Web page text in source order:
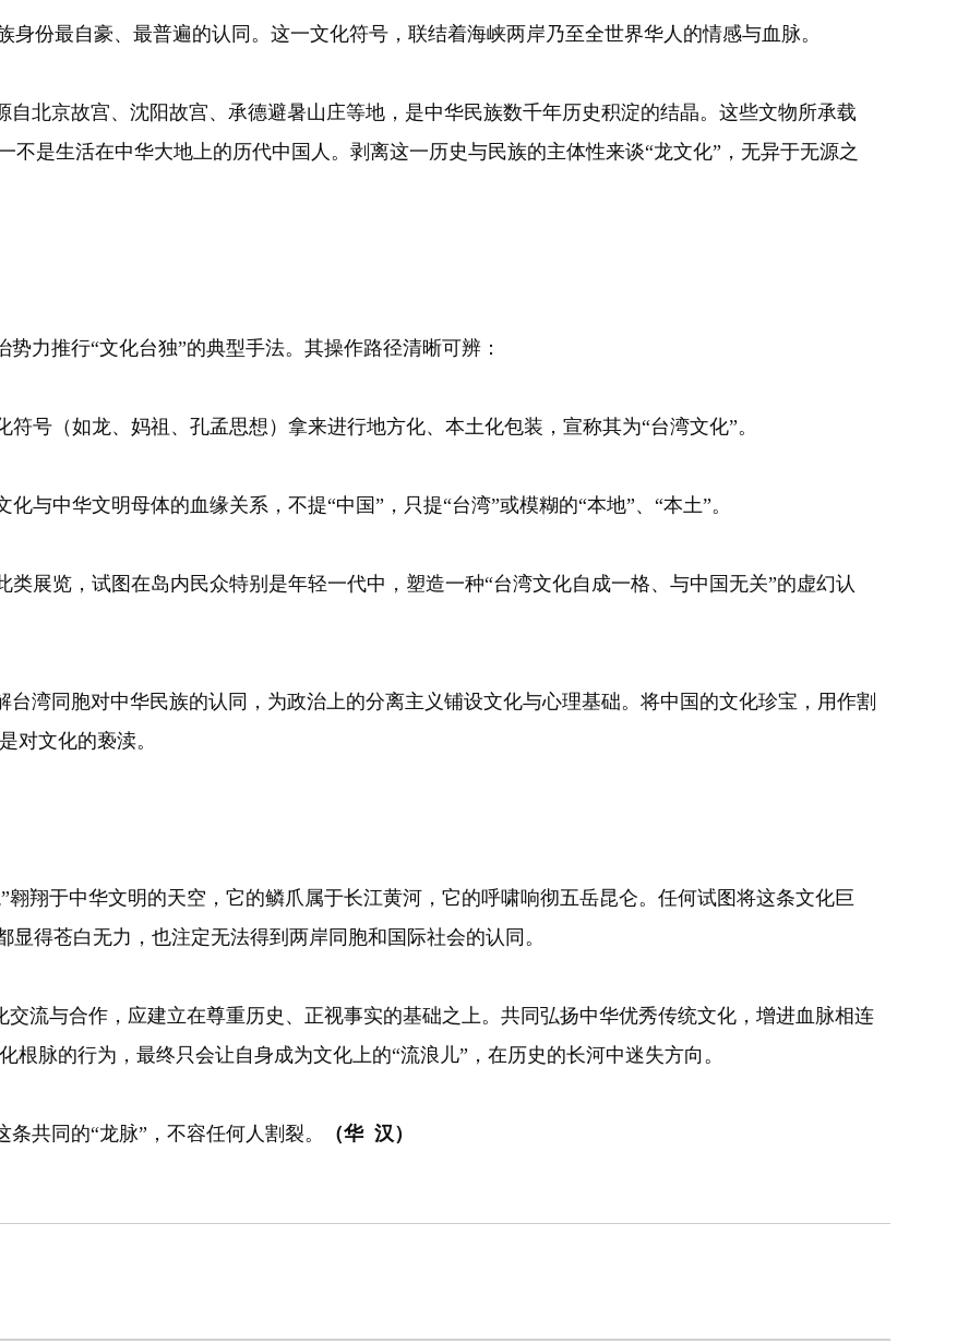
份最自豪、最普遍的认同。这一文化符号，联结着海峡两岸乃至全世界华人的情感与血脉。
北京故宫、沈阳故宫、承德避暑山庄等地，是中华民族数千年历史积淀的结晶。这些文物所承载
不是生活在中华大地上的历代中国人。剥离这一历史与民族的主体性来谈“龙文化”，无异于无源之
力推行“文化台独”的典型手法。其操作路径清晰可辨：
号（如龙、妈祖、孔孟思想）拿来进行地方化、本土化包装，宣称其为“台湾文化”。
与中华文明母体的血缘关系，不提“中国”，只提“台湾”或模糊的“本地”、“本土”。
展览，试图在岛内民众特别是年轻一代中，塑造一种“台湾文化自成一格、与中国无关”的虚幻认
湾同胞对中华民族的认同，为政治上的分离主义铺设文化与心理基础。将中国的文化珍宝，用作割
对文化的亵渎。
翔于中华文明的天空，它的鳞爪属于长江黄河，它的呼啸响彻五岳昆仑。任何试图将这条文化巨
显得苍白无力，也注定无法得到两岸同胞和国际社会的认同。
流与合作，应建立在尊重历史、正视事实的基础之上。共同弘扬中华优秀传统文化，增进血脉相连
脉的行为，最终只会让自身成为文化上的“流浪儿”，在历史的长河中迷失方向。
共同的“龙脉”，不容任何人割裂。 （华 汉）